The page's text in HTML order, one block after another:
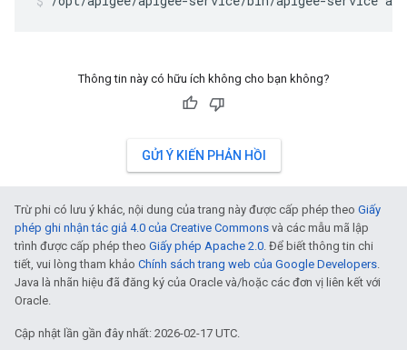
Thông tin này có hữu ích không cho bạn không?
GỬI Ý KIẾN PHẢN HỒI
Trừ phi có lưu ý khác, nội dung của trang này được cấp phép theo Giấy
phép ghi nhận tác giả 4.0 của Creative Commons và các mẫu mã lập
trình được cấp phép theo Giấy phép Apache 2.0. Để biết thông tin chi
tiết, vui lòng tham khảo Chính sách trang web của Google Developers.
Java là nhãn hiệu đã đăng ký của Oracle và/hoặc các đơn vị liên kết với
Oracle.
Cập nhật lần gần đây nhất: 2026-02-17 UTC.